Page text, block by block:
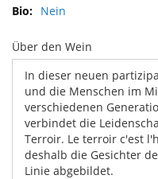
Nein
Über den Wein
In dieser neuen
und die Menschen im
verschiedenen
verbindet die
Terroir. Le terroir c'est
deshalb die Gesichter
Linie abgebildet.